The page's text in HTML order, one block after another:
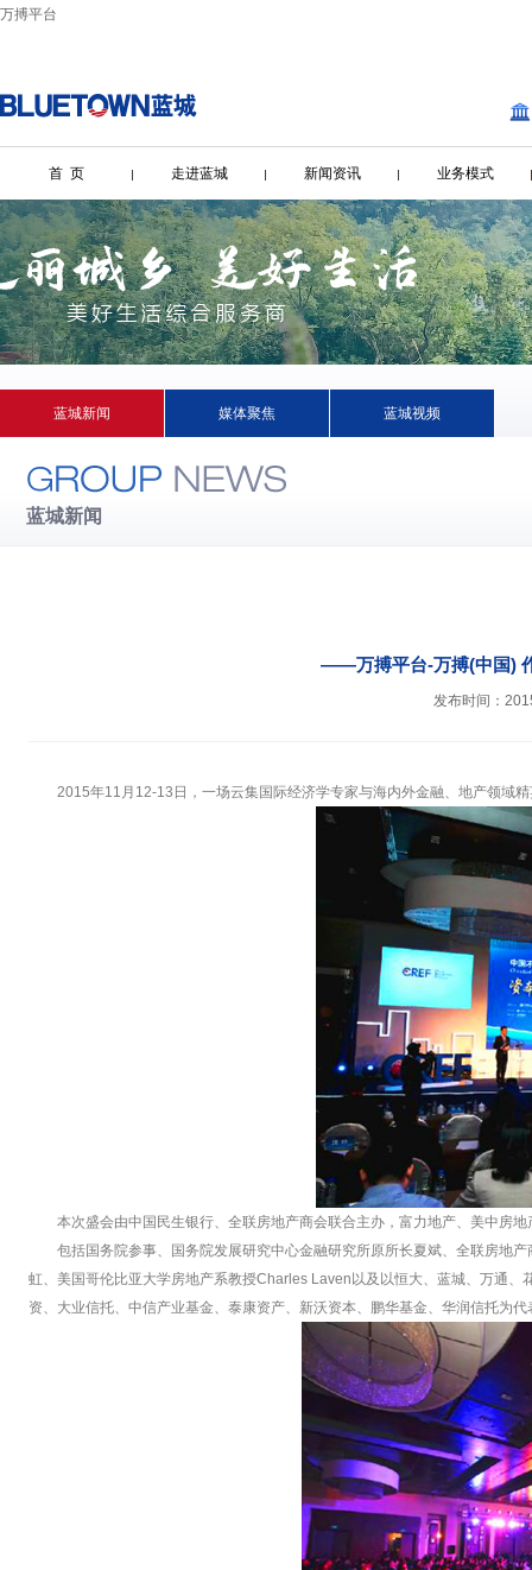
万搏平台
首 页 走进蓝城 新闻资讯 业务模式
蓝城新闻 媒体聚焦 蓝城视频
蓝城新闻
——万搏平台-万搏(中国)
发布时间：
2015年11月12-13日，一场云集国际经济学专家与海内外金融、地产领域
本次盛会由中国民生银行、全联房地产商会联合主办，富力地产、美中房
包括国务院参事、国务院发展研究中心金融研究所原所长夏斌、全联房地
虹、美国哥伦比亚大学房地产系教授Charles Laven以及以恒大、蓝城、万通
资、大业信托、中信产业基金、泰康资产、新沃资本、鹏华基金、华润信托为